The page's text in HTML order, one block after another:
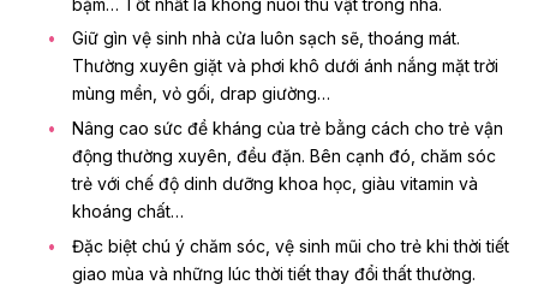
Giữ gìn vệ sinh nhà cửa luôn sạch sẽ, thoáng mát.
Thường xuyên giặt và phơi khô dưới ánh nắng mặt trời
mùng mền, vỏ gối, drap giường…
Nâng cao sức đề kháng của trẻ bằng cách cho trẻ vận
động thường xuyên, đều đặn. Bên cạnh đó, chăm sóc
trẻ với chế độ dinh dưỡng khoa học, giàu vitamin và
khoáng chất…
Đặc biệt chú ý chăm sóc, vệ sinh mũi cho trẻ khi thời tiết
giao mùa và những lúc thời tiết thay đổi thất thường.